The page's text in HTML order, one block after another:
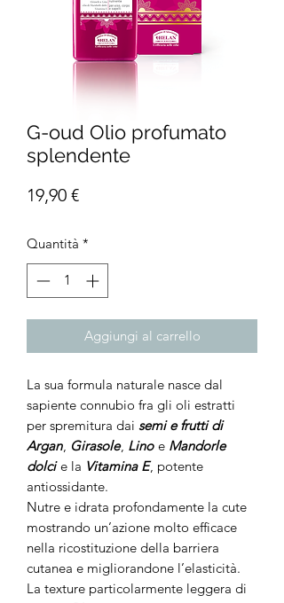
G-oud Olio profumato
splendente
19,90 €Prezzo
Quantità *
Aggiungi al carrello
La sua formula naturale nasce dal
sapiente connubio fra gli oli estratti
per spremitura dai semi e frutti di
Argan Girasole, Lino e Mandorle
dolcie la Vitamina E, potente
antiossidante.
Nutre e idrata profondamente la cute
mostrando un’azione molto efficace
nella ricostituzione della barriera
cutanea e migliorandone l’elasticità.
La texture particolarmente leggera di